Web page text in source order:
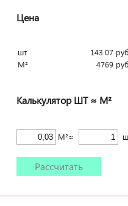
Цена
шт 143.07
М²
4769
Калькулятор ШТ ≈ М²
М²≈
Рассчитать